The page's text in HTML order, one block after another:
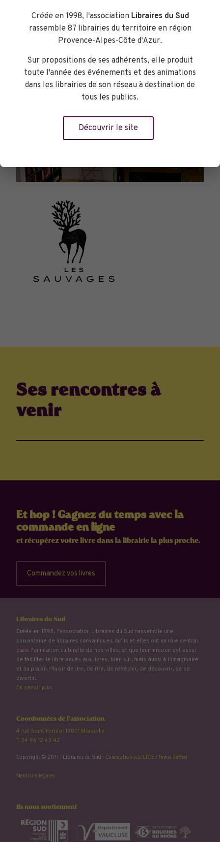
Ses rencontres à
venir
Et hop ! Gagnez du temps avec la
commande en ligne
et récupérez votre livre dans la librairie la plus proche.
Commandez vos livres
Libraires du Sud
Créée en 1998, l'association Libraires du Sud rassemble une
soixantaine de libraires convaincu.e.s qu’ils et elles ont un rôle central
dans l'animation culturelle de nos villes, et que leur mission est aussi
de faciliter le libre accès aux livres, bien sûr, mais aussi à l'imaginaire
et au plaisir. Plaisir de lire, de rire, de réfléchir, de découvrir, de se
divertir...
En savoir plus
Coordonnées de l'association
4 rue Saint Ferréol 13001 Marseille
T. 04 96 12 43 42
Copyright © 2017 - Libraires du Sud - Conception site LIGE/ Fewzi Raffed
Mentions légales
Ils nous soutiennent
Créée en 1998, l'association Libraires du Sud
rassemble 87 librairies du territoire en région
Provence-Alpes-Côte d'Azur.
Sur propositions de ses adhérents, elle produit
toute l'année des événements et des animations
dans les librairies de son réseau à destination de
tous les publics.
Découvrir le site